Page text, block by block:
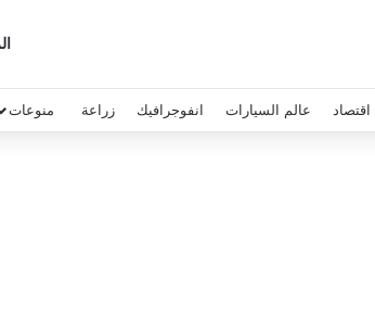
اقتصاد عالم السيارات انفوجرافيك زراعة منوعات